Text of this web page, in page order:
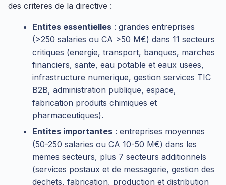
des criteres de la directive :
Entites essentielles : grandes entreprises
(>250 salaries ou CA >50 M€) dans 11 secteurs
critiques (energie, transport, banques, marches
financiers, sante, eau potable et eaux usees,
infrastructure numerique, gestion services TIC
B2B, administration publique, espace,
fabrication produits chimiques et
pharmaceutiques).
Entites importantes : entreprises moyennes
(50-250 salaries ou CA 10-50 M€) dans les
memes secteurs, plus 7 secteurs additionnels
(services postaux et de messagerie, gestion des
dechets, fabrication, production et distribution